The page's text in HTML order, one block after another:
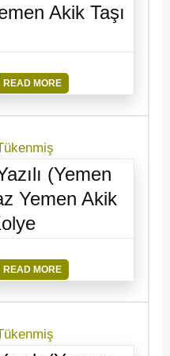
Akik Taşı
READ MORE
(Yemen
Yemen Akik
READ MORE